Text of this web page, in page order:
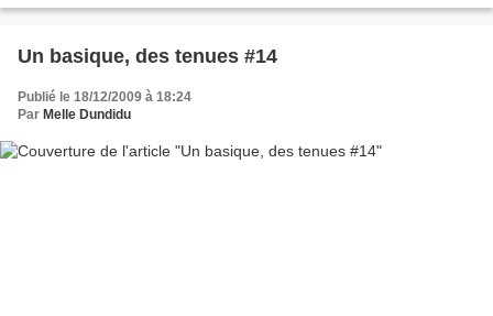
Un basique, des tenues #14
Publié le 18/12/2009 à 18:24
Par Melle Dundidu